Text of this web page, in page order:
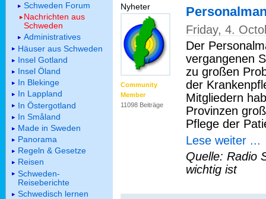
Nyheter
Community
Member
11098 Beiträge
Friday, 4.
Der
vergangenen
zu großen
der
Mitgliedern
Provinzen
Pflege der
Lese weiter ...
Quelle: Radio
wichtig ist
Schweden Forum
Nachrichten aus
Schweden
Administratives
Häuser aus Schweden
Insel Gotland
Insel Öland
In Blekinge
In Lappland
In Östergotland
In Småland
Made in Sweden
Panorama
Regeln & Gesetze
Reisen
Schweden-
Reiseberichte
Schwedisch lernen